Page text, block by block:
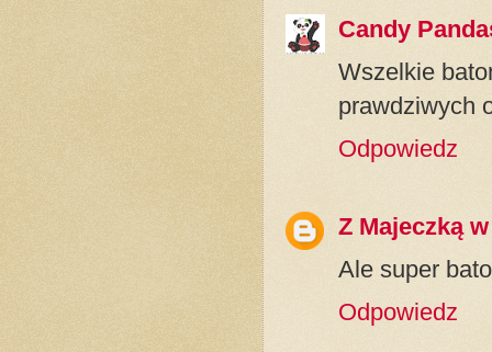
Candy
Wszelkie
prawdziwych
Odpowiedz
Z Majeczką
Ale super
Odpowiedz